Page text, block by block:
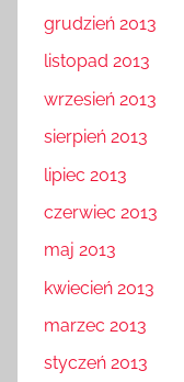
grudzień 2013
listopad 2013
wrzesień 2013
sierpień 2013
lipiec 2013
czerwiec 2013
maj 2013
kwiecień 2013
marzec 2013
styczeń 2013